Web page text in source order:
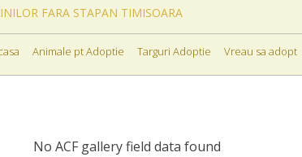
FARA STAPAN TIMISOARA
Animale pt Adoptie Targuri Adoptie Vreau sa adopt
No ACF gallery field data found